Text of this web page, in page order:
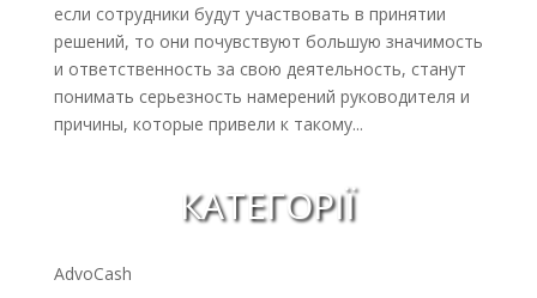
если сотрудники будут участвовать в принятии
решений, то они почувствуют большую значимость
и ответственность за свою деятельность, станут
понимать серьезность намерений руководителя и
причины, которые привели к такому...
КАТЕГОРІЇ
AdvoCash